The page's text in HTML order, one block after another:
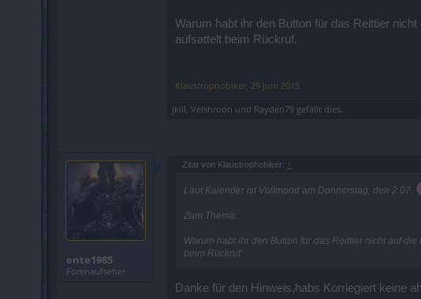
Warum habt ihr den Button für das Reittier
aufsattelt beim Rückruf.
Klaustrophobiker, 29 Juni 2015
jkill, Velshroon und Rayden79 gefällt dies.
ente1985
Forenaufseher
Zitat von Klaustrophobiker: ↑
Laut Kalender ist Vollmond am Donnerstag, den 2.07.
Zum Thema:
Warum habt ihr den Button für das Reittier nicht auf
beim Rückruf.
Danke für den Hinweis,habs Korriegiert keine